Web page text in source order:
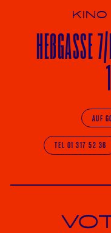
HEßGASSE 7/
AUF
TEL 01 317 52 36
Votiv Kino und